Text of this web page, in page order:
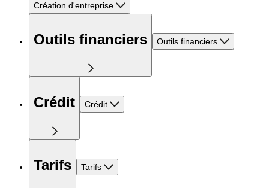
Création d'entreprise
Outils financiers Outils financiers
Crédit Crédit
Tarifs Tarifs